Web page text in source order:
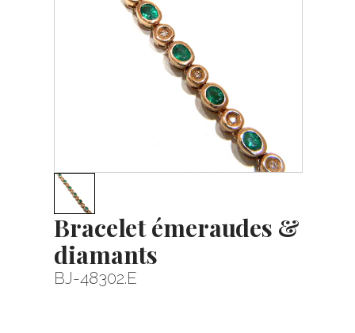
Bracelet émeraudes &
diamants
BJ-48302.E